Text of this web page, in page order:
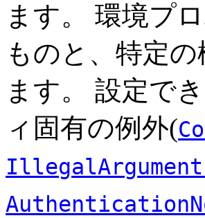
ます。
環境プ
ものと、特定
ます。
設定で
ィ固有の例外(